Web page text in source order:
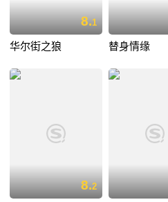
8.1
华尔街之狼 替身情缘
8.2